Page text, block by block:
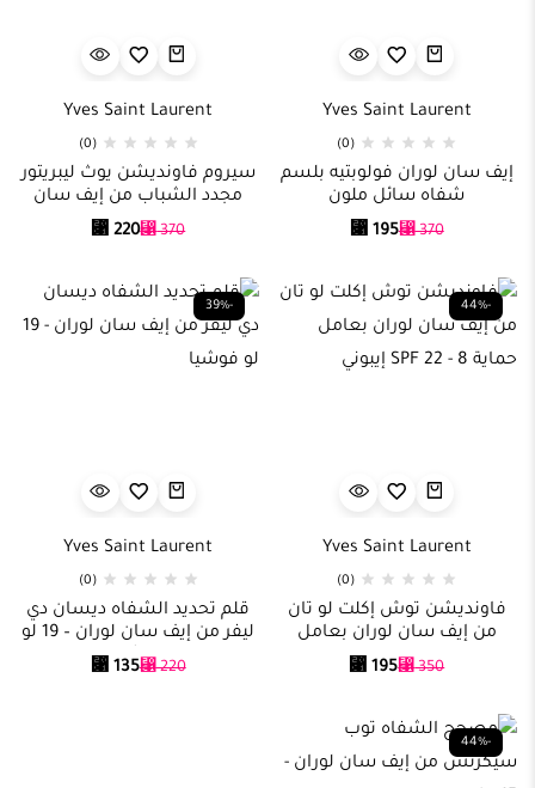
Yves Saint Laurent
(0)
إيف سان لوران فولوبتيه بلسم
شفاه سائل ملون
⃁370
⃁ 195
Yves Saint Laurent
(0)
سيروم فاونديشن يوث ليبريتور
مجدد الشباب من إيف سان
بي 30 بيج
⃁370
⃁ 220
-44%
Yves Saint Laurent
(0)
فاونديشن توش إكلت لو تان
من إيف سان لوران بعامل
حماية SPF 22 – 8 إيبوني
⃁350
⃁ 195
-39%
Yves Saint Laurent
(0)
قلم تحديد الشفاه ديسان دي
ليفر من إيف سان لوران – 19 لو
فوشيا
⃁220
⃁ 135
-44%